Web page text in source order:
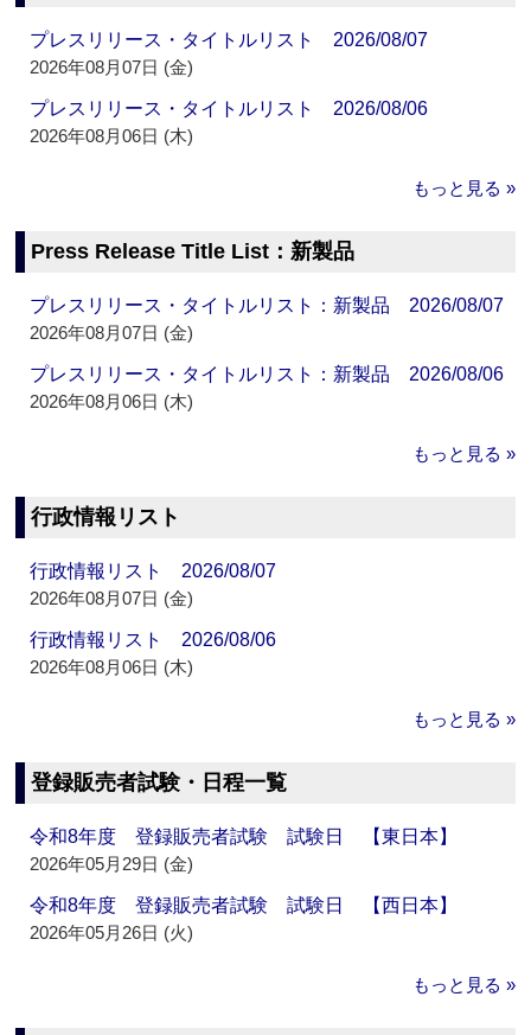
プレスリリース・タイトルリスト 2026/08/07
2026年08月07日 (金)
プレスリリース・タイトルリスト 2026/08/06
2026年08月06日 (木)
もっと見る »
Press Release Title List：新製品
プレスリリース・タイトルリスト：新製品 2026/08/07
2026年08月07日 (金)
プレスリリース・タイトルリスト：新製品 2026/08/06
2026年08月06日 (木)
もっと見る »
行政情報リスト
行政情報リスト 2026/08/07
2026年08月07日 (金)
行政情報リスト 2026/08/06
2026年08月06日 (木)
もっと見る »
登録販売者試験・日程一覧
令和8年度 登録販売者試験 試験日 【東日本】
2026年05月29日 (金)
令和8年度 登録販売者試験 試験日 【西日本】
2026年05月26日 (火)
もっと見る »